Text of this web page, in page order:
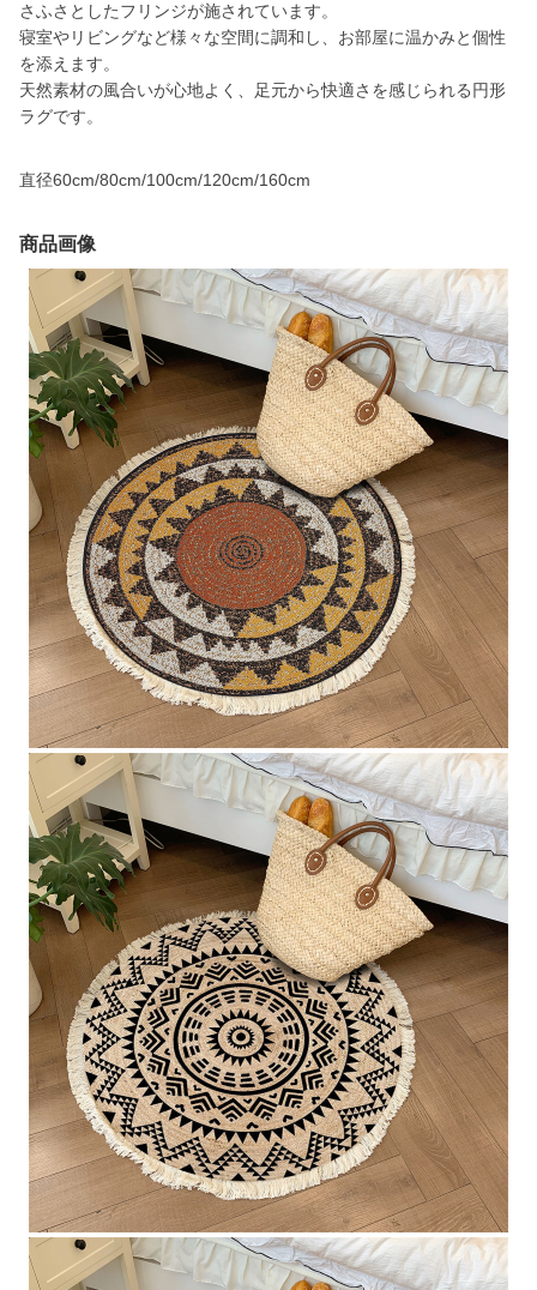
さふさとしたフリンジが施されています。
寝室やリビングなど様々な空間に調和し、お部屋に温かみと個性
を添えます。
天然素材の風合いが心地よく、足元から快適さを感じられる円形
ラグです。
直径60cm/80cm/100cm/120cm/160cm
商品画像